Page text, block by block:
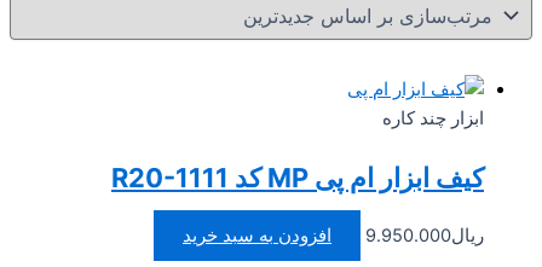
ابزار چند کاره
کیف ابزار ام پی MP کد R20-1111
ریال9.950.000 افزودن به سبد خرید